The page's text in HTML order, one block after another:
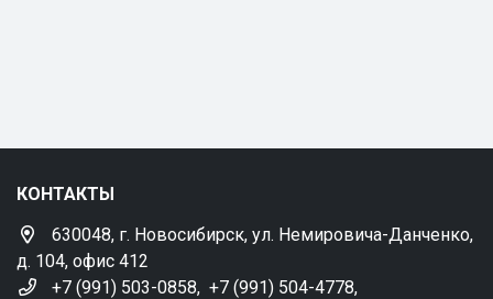
КОНТАКТЫ
630048, г. Новосибирск, ул. Немировича-Данченко,
д. 104, офис 412
+7 (991) 503-0858, +7 (991) 504-4778,